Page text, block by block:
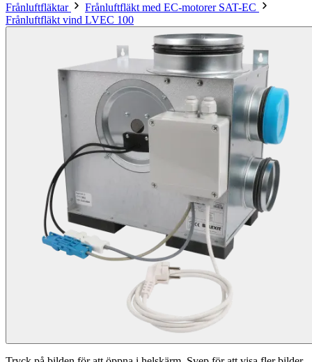
Frånluftfläktar
Frånluftfläkt med EC-motorer SAT-EC
Frånluftfläkt vind LVEC 100